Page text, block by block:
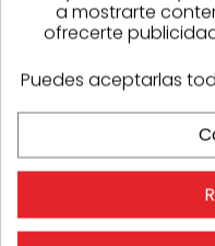
a mostrarte
ofrecerte
Puedes aceptarlas